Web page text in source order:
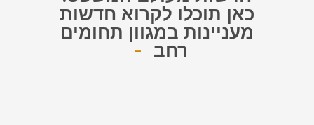
כאן תוכלו לקרוא חדשות
מעניינות במגוון תחומים
רחב